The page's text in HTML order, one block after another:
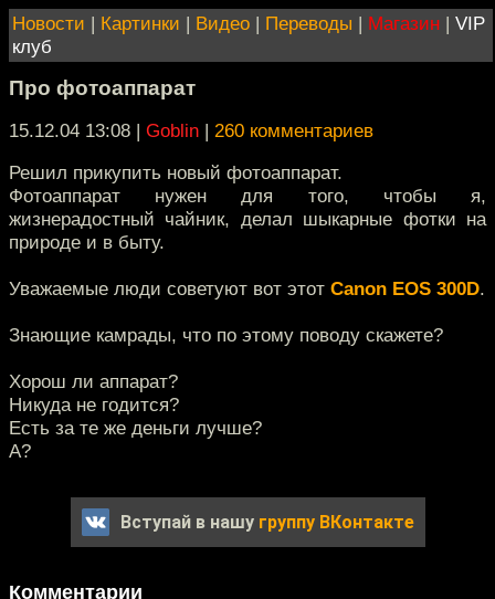
Новости | Картинки | Видео | Переводы | Магазин | VIP
клуб
Про фотоаппарат
15.12.04 13:08 | Goblin | 260 комментариев
Решил прикупить новый фотоаппарат.
Фотоаппарат нужен для того, чтобы я,
жизнерадостный чайник, делал шыкарные фотки на
природе и в быту.
Уважаемые люди советуют вот этот Canon EOS 300D.
Знающие камрады, что по этому поводу скажете?
Хорош ли аппарат?
Никуда не годится?
Есть за те же деньги лучше?
А?
Вступай в нашу группу ВКонтакте
Комментарии